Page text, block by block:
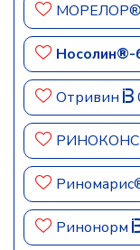
Носолин®-
Отривин
РИНОКОНС
Ринонорм